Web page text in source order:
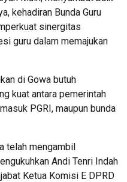
kehadiran Bunda Guru
sinergitas
guru dalam memajukan
di Gowa butuh
kuat antara pemerintah
PGRI, maupun bunda
telah mengambil
Andi Tenri Indah
Ketua Komisi E DPRD